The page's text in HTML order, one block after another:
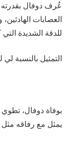
عُرف دوفال بقدرته
العصابات
للدقة الشديدة
التمثيل بالنسبة
بوفاة دوفال،
يمثل مع رفاقه مثل